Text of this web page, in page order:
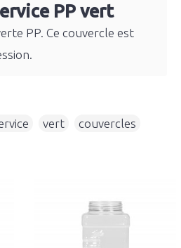
PP vert
PP. Ce couvercle est
vert couvercles